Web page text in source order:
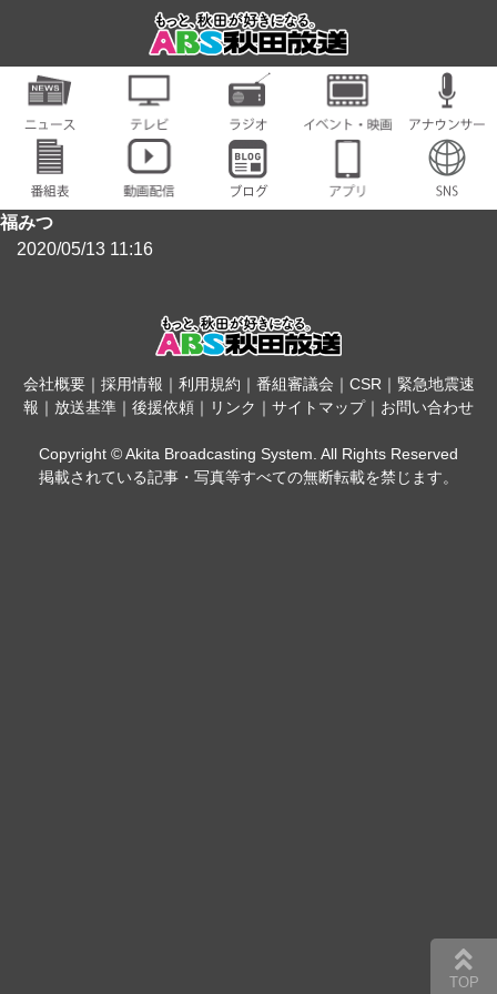
福みつ
2020/05/13 11:16
会社概要｜ 採用情報 ｜ 利用規約 ｜ 番組審議会 ｜ CSR｜ 緊急地震速
報 ｜ 放送基準 ｜ 後援依頼 ｜ リンク ｜ サイトマップ｜ お問い合わせ
Copyright © Akita Broadcasting System. All Rights Reserved
掲載されている記事・写真等すべての無断転載を禁じます。